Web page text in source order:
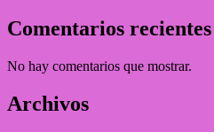
Comentarios recientes
No hay comentarios que mostrar.
Archivos